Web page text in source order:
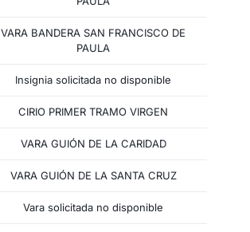
VARA BANDERA SAN FRANCISCO DE
PAULA
Insignia solicitada no disponible
CIRIO PRIMER TRAMO VIRGEN
VARA GUIÓN DE LA CARIDAD
VARA GUIÓN DE LA SANTA CRUZ
Vara solicitada no disponible